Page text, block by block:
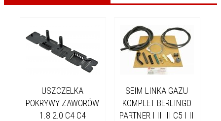
USZCZELKA
POKRYWY ZAWORÓW
1.8 2.0 C4 C4
SEIM LINKA GAZU
KOMPLET BERLINGO
PARTNER I II III C5 I II